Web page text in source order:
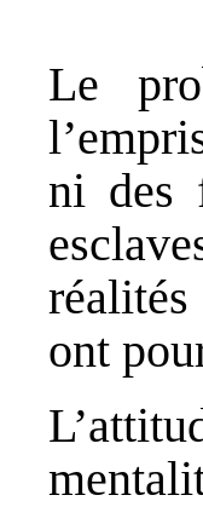
Le
ni des
ont